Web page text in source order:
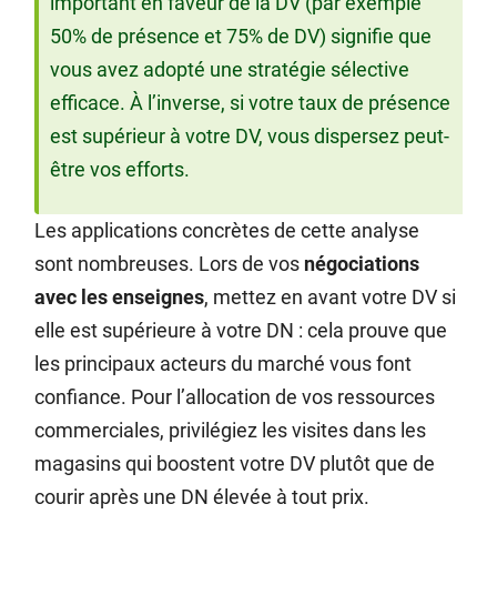
50% de présence et 75% de DV) signifie que
vous avez adopté une stratégie sélective
efficace. À l’inverse, si votre taux de présence
est supérieur à votre DV, vous dispersez peut-
être vos efforts.
Les applications concrètes de cette analyse
sont nombreuses. Lors de vos négociations
avec les enseignes, mettez en avant votre DV si
elle est supérieure à votre DN : cela prouve que
les principaux acteurs du marché vous font
confiance. Pour l’allocation de vos ressources
commerciales, privilégiez les visites dans les
magasins qui boostent votre DV plutôt que de
courir après une DN élevée à tout prix.